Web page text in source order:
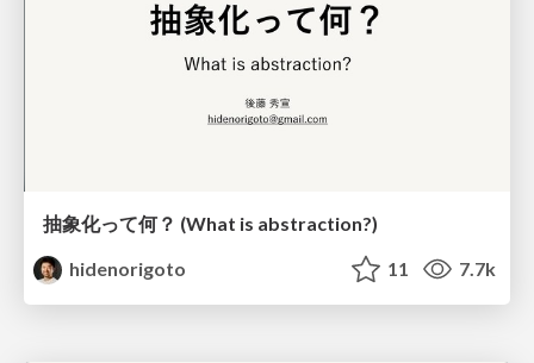
抽象化って何？ (What is abstraction?)
hidenorigoto
11 7.7k